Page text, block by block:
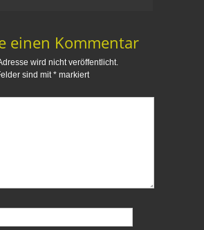
e
u
e
m
F
n
n
)
einen Kommentar
wird nicht veröffentlicht.
sind mit * markiert